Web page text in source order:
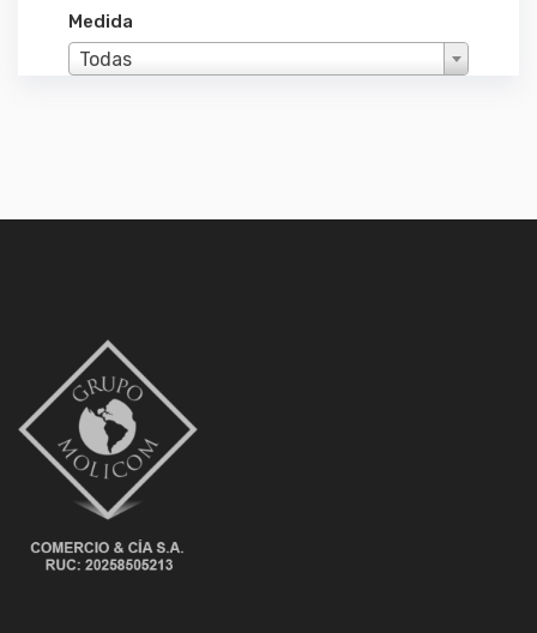
Medida
Todas